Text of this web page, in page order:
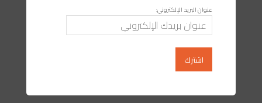
عنوان البريد الإلكتروني: